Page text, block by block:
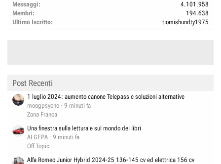
Messaggi
4.101.958
Membri
194.638
Ultimo Iscritto
tiomishundty1975
Post Recenti
1 luglio 2024: aumento canone Telepass e soluzioni alternative
moogpsycho
9 minuti fa
Zona Franca
Una finestra sulla lettura e sul mondo dei libri
ALGEPA
9 minuti fa
Off Topic
Alfa Romeo Junior Hybrid 2024-25 136-145 cv ed elettrica 156 cv